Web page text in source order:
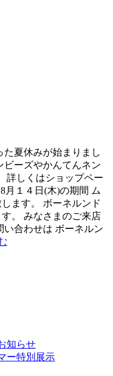
夏休みが始まりまし
ビーズやかんてんネン
詳しくはショップペー
月１４日(木)の期間 ム
ます。 ボーネルンド
。 みなさまのご来店
い合わせは ボーネルン
知らせ
ー特別展示